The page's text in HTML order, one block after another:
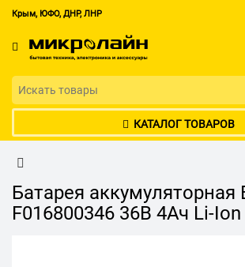
Крым, ЮФО, ДНР, ЛНР
КАТАЛОГ ТОВАРОВ
Батарея аккумуляторная
F016800346 36В 4Ач Li-Ion